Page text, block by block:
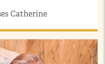
Catherine